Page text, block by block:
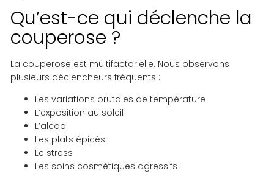
Qu’est-ce qui déclenche la
couperose ?
La couperose est multifactorielle. Nous observons
plusieurs déclencheurs fréquents :
Les variations brutales de température
L’exposition au soleil
L’alcool
Les plats épicés
Le stress
Les soins cosmétiques agressifs